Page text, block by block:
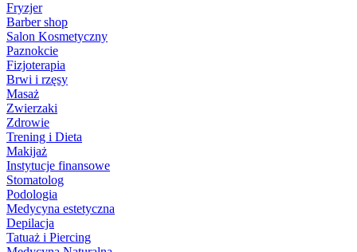
Fryzjer
Barber shop
Salon Kosmetyczny
Paznokcie
Fizjoterapia
Brwi i rzęsy
Masaż
Zwierzaki
Zdrowie
Trening i Dieta
Makijaż
Instytucje finansowe
Stomatolog
Podologia
Medycyna estetyczna
Depilacja
Tatuaż i Piercing